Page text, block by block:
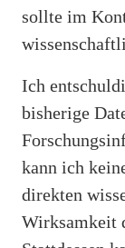
sollte im
Ich
bisherige
kann ich
direkten
Wirksamkeit